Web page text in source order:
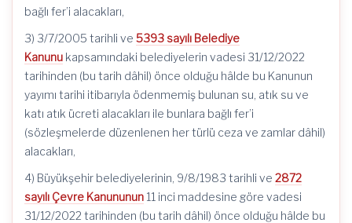
bağlı fer’i alacakları,
3) 3/7/2005 tarihli ve 5393 sayılı Belediye
Kanunu kapsamındaki belediyelerin vadesi 31/12/2022
tarihinden (bu tarih dâhil) önce olduğu hâlde bu Kanunun
yayımı tarihi itibarıyla ödenmemiş bulunan su, atık su ve
katı atık ücreti alacakları ile bunlara bağlı fer’i
(sözleşmelerde düzenlenen her türlü ceza ve zamlar dâhil)
alacakları,
4) Büyükşehir belediyelerinin, 9/8/1983 tarihli ve 2872
sayılı Çevre Kanununun 11 inci maddesine göre vadesi
31/12/2022 tarihinden (bu tarih dâhil) önce olduğu hâlde bu